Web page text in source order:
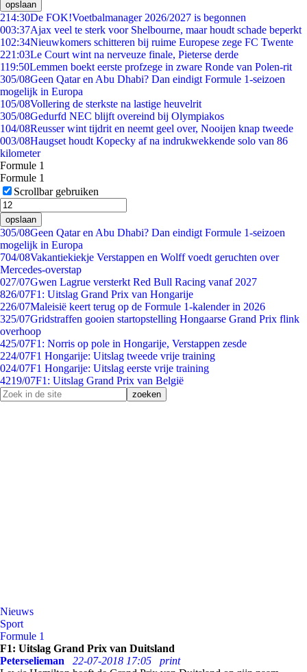
opslaan
214:30De FOK!Voetbalmanager 2026/2027 is begonnen
003:37Ajax veel te sterk voor Shelbourne, maar houdt schade beperkt
102:34Nieuwkomers schitteren bij ruime Europese zege FC Twente
221:03Le Court wint na nerveuze finale, Pieterse derde
119:50Lemmen boekt eerste profzege in zware Ronde van Polen-rit
305/08Geen Qatar en Abu Dhabi? Dan eindigt Formule 1-seizoen
mogelijk in Europa
105/08Vollering de sterkste na lastige heuvelrit
305/08Gedurfd NEC blijft overeind bij Olympiakos
104/08Reusser wint tijdrit en neemt geel over, Nooijen knap tweede
003/08Haugset houdt Kopecky af na indrukwekkende solo van 86
kilometer
Formule 1
Formule 1
Scrollbar gebruiken
opslaan
305/08Geen Qatar en Abu Dhabi? Dan eindigt Formule 1-seizoen
mogelijk in Europa
704/08Vakantiekiekje Verstappen en Wolff voedt geruchten over
Mercedes-overstap
027/07Gwen Lagrue versterkt Red Bull Racing vanaf 2027
826/07F1: Uitslag Grand Prix van Hongarije
226/07Maleisië keert terug op de Formule 1-kalender in 2026
325/07Gridstraffen gooien startopstelling Hongaarse Grand Prix flink
overhoop
425/07F1: Norris op pole in Hongarije, Verstappen zesde
224/07F1 Hongarije: Uitslag tweede vrije training
024/07F1 Hongarije: Uitslag eerste vrije training
4219/07F1: Uitslag Grand Prix van België
Nieuws
Sport
Formule 1
F1: Uitslag Grand Prix van Duitsland
Peterselieman
22-07-2018 17:05
print